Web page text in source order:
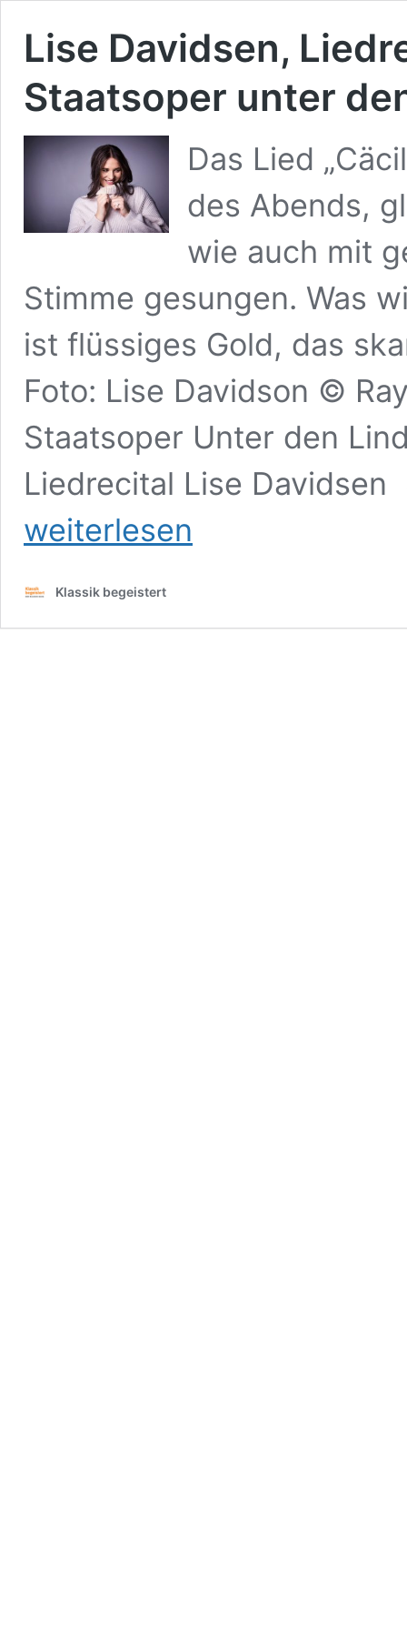
Lise Davidsen,
Staatsoper unter
Das Lied
des Abends,
wie auch mit
Stimme gesungen. Was
ist flüssiges Gold, das
Foto: Lise Davidson ©
Staatsoper Unter den
Liedrecital Lise
weiterlesen
Klassik begeistert